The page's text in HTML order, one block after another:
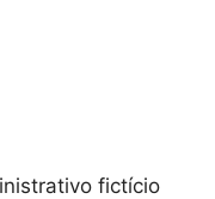
fictício